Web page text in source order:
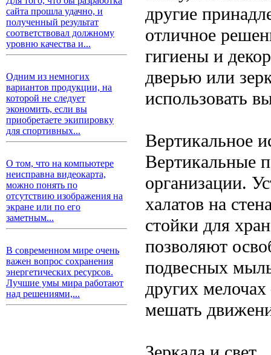
сайта прошла удачно, и
полученный результат
соответствовал должному
уровню качества и...
Одним из немногих
вариантов продукции, на
которой не следует
экономить, если вы
приобретаете экипировку
для спортивных...
О том, что на компьютере
неисправна видеокарта,
можно понять по
отсутствию изображения на
экране или по его
заметным...
В современном мире очень
важен вопрос сохранения
энергетических ресурсов.
Лучшие умы мира работают
над решениями,...
другие
отличное
гигиены и
дверью или
использовать
Вертикальное
Вертикальные
организации.
халатов на
стойки для
позволяют
подвесных
других
мешать